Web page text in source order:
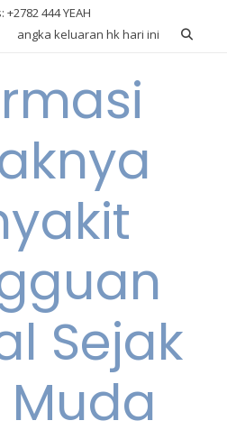
+2782 444 YEAH
angka keluaran hk hari ini
Sejak
Muda